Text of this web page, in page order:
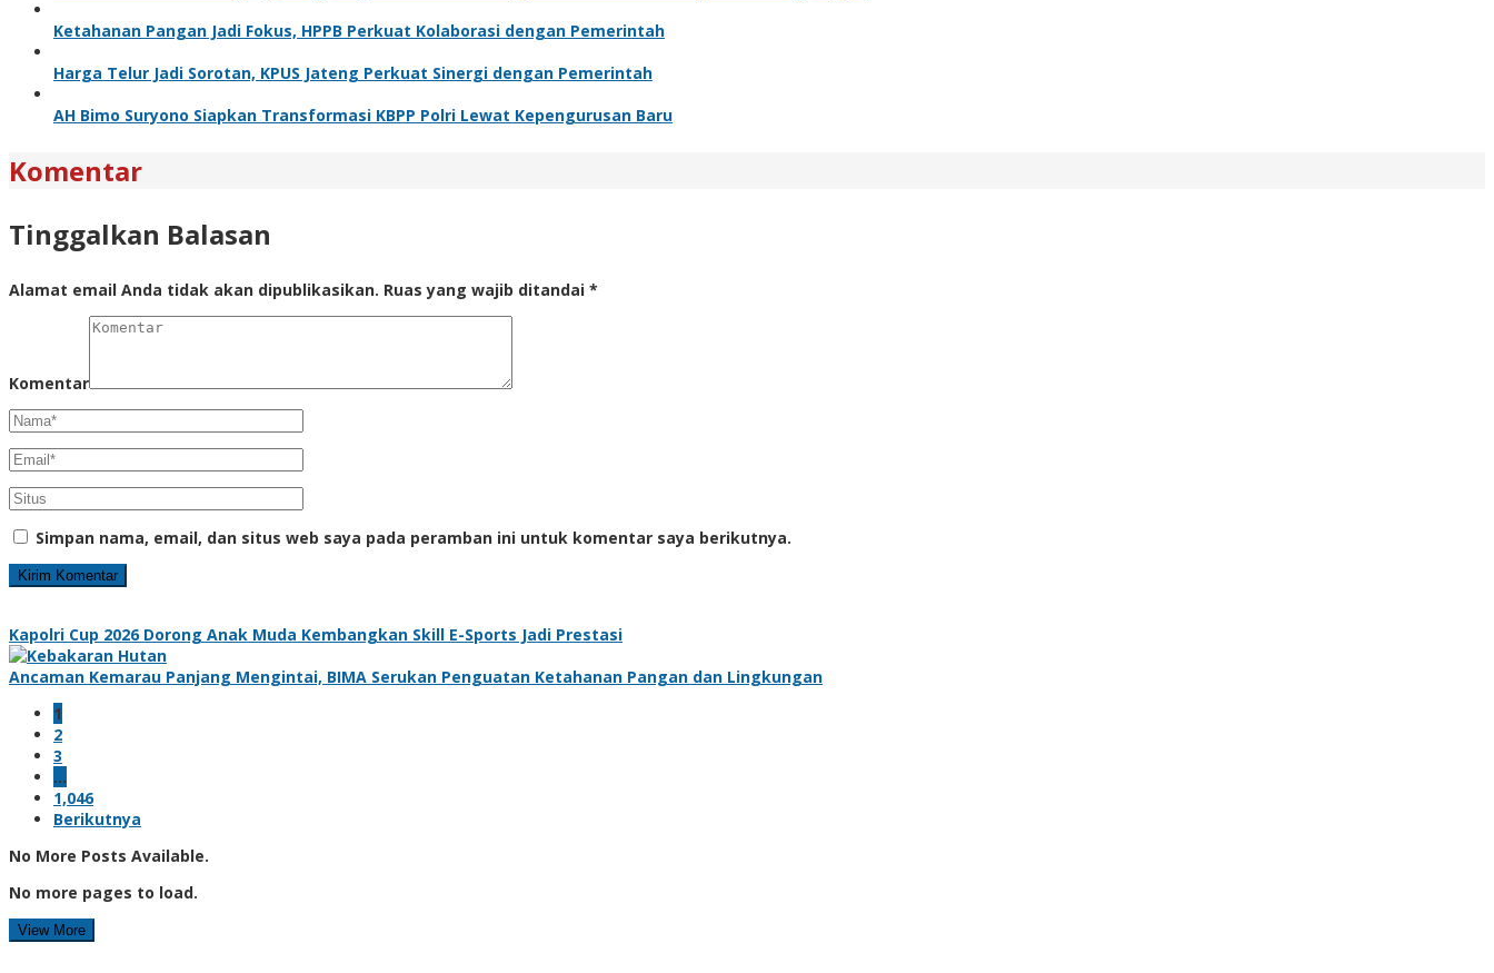
Ketahanan Pangan Jadi Fokus, HPPB Perkuat Kolaborasi dengan Pemerintah
Harga Telur Jadi Sorotan, KPUS Jateng Perkuat Sinergi dengan Pemerintah
AH Bimo Suryono Siapkan Transformasi KBPP Polri Lewat Kepengurusan Baru
Komentar
Tinggalkan Balasan
Alamat email Anda tidak akan dipublikasikan. Ruas yang wajib ditandai *
Komentar
Simpan nama, email, dan situs web saya pada peramban ini untuk komentar saya berikutnya.
Kapolri Cup 2026 Dorong Anak Muda Kembangkan Skill E-Sports Jadi Prestasi
Ancaman Kemarau Panjang Mengintai, BIMA Serukan Penguatan Ketahanan Pangan dan Lingkungan
1
2
3
…
1,046
Berikutnya
No More Posts Available.
No more pages to load.
View More